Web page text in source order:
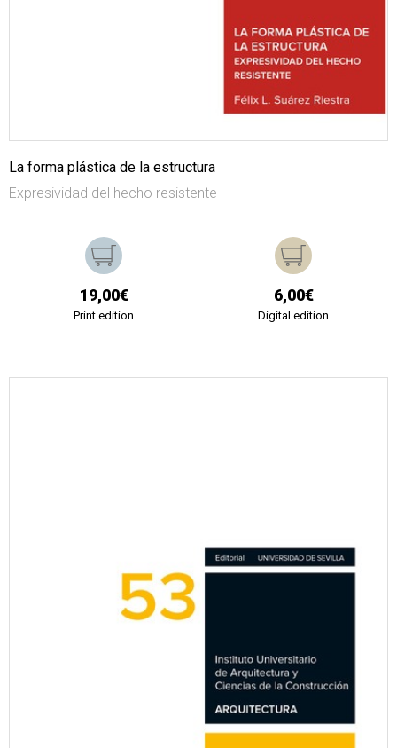
La forma plástica de la estructura
Expresividad del hecho resistente
19,00€
Print edition
6,00€
Digital edition